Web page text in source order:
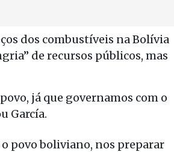
dos combustíveis na Bolívia
de recursos públicos, mas
já que governamos com o
García.
povo boliviano, nos preparar